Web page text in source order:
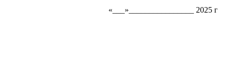
«___»________________ 2025 г